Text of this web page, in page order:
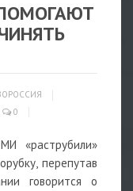
0
«раструбили»
перепутав
говорится о